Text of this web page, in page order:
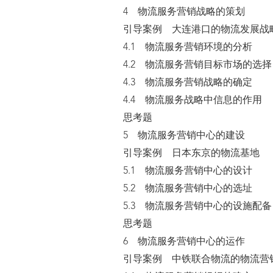
4 物流服务营销战略的策划
引导案例 大连港口的物流发展战
4.1 物流服务营销环境的分析
4.2 物流服务营销目标市场的选择
4.3 物流服务营销战略的确定
4.4 物流服务战略中信息的作用
思考题
5 物流服务营销中心的建设
引导案例 日本东京的物流基地
5.1 物流服务营销中心的设计
5.2 物流服务营销中心的选址
5.3 物流服务营销中心的设施配备
思考题
6 物流服务营销中心的运作
引导案例 中铁联合物流的物流营